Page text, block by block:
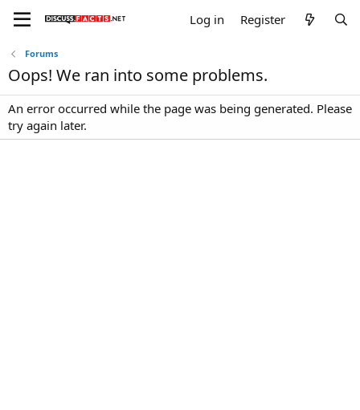
Log in Register
Forums
Oops! We ran into some problems.
An error occurred while the page was being generated. Please
try again later.